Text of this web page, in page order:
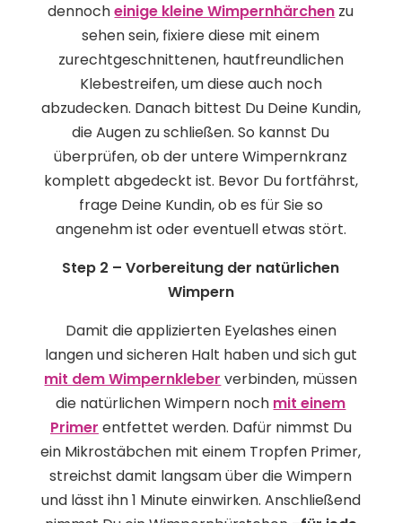
dennocheinige kleine Wimpernhärchen zu
sehen sein, fixiere diese mit einem
zurechtgeschnittenen, hautfreundlichen
Klebestreifen, um diese auch noch
abzudecken. Danach bittest Du Deine Kundin,
die Augen zu schließen. So kannst Du
überprüfen, ob der untere Wimpernkranz
komplett abgedeckt ist. Bevor Du fortfährst,
frage Deine Kundin, ob es für Sie so
angenehm ist oder eventuell etwas stört.
Step 2 – Vorbereitung der natürlichen
Wimpern
Damit die applizierten Eyelashes einen
langen und sicheren Halt haben und sich gut
mit dem Wimpernkleber verbinden, müssen
die natürlichen Wimpern noch mit einem
Primer entfettet werden. Dafür nimmst Du
ein Mikrostäbchen mit einem Tropfen Primer,
streichst damit langsam über die Wimpern
und lässt ihn 1 Minute einwirken. Anschließend